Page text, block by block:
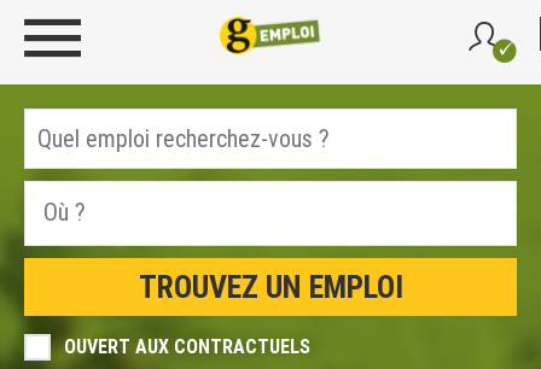
OUVERT AUX CONTRACTUELS